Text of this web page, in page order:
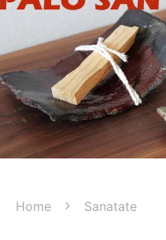
Home Sanatate